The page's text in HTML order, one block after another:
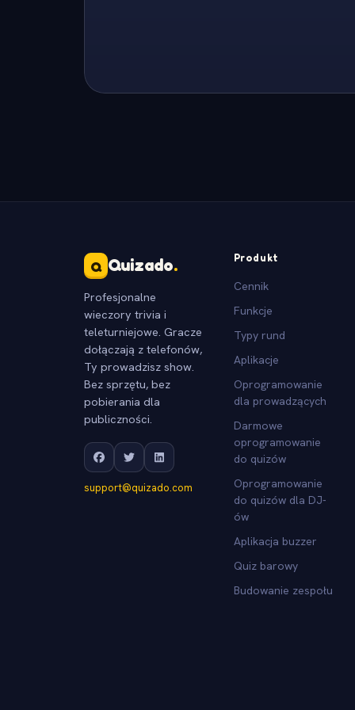
Q Quizado.
Profesjonalne
wieczory trivia i
teleturniejowe. Gracze
dołączają z telefonów,
Ty prowadzisz show.
Bez sprzętu, bez
pobierania dla
publiczności.
support@quizado.com
Produkt
Cennik
Funkcje
Typy rund
Aplikacje
Oprogramowanie
dla prowadzących
Darmowe
oprogramowanie
do quizów
Oprogramowanie
do quizów dla DJ-
ów
Aplikacja buzzer
Quiz barowy
Budowanie zespołu